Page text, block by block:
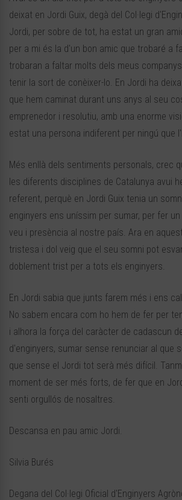
deixat en Jordi Guix, degà del Col·legi
Jordi, per sobre de tot, ha estat un gran
per a mi és la d'un bon amic que trobaré a
trobaran a faltar molts dels meus
tenir la sort de conèixer-lo. En Jordi ha
que hem caminat durant uns anys al seu
emprenedor i resolutiu, amb una enorme
estat una persona indiferent per ningú que
Més enllà dels sentiments personals, crec
les diferents disciplines de Catalunya avui
referent, perquè en Jordi Guix tenia un
enginyers ens uníssim per sumar, per fer
veu i presència al nostre país. Ara en
tristesa i dol veig que el seu somni pot
doblement trist per a tots els enginyers.
En Jordi sabia que junts farem més i ens
No sabem encara com ho hem de fer per
i alhora la força del caràcter de cadascun
d'enginyers, sumar sense renunciar al que
que sense el Jordi tot serà més difícil.
moment de ser més forts, de fer que en
senti orgullós de nosaltres.
Descansa en pau amic Jordi.
Silvia Burés
Degana del Col·legi Oficial d'Enginyers